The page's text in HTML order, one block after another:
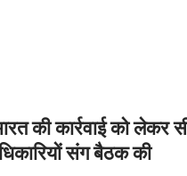
की कार्रवाई को लेकर
संग बैठक की